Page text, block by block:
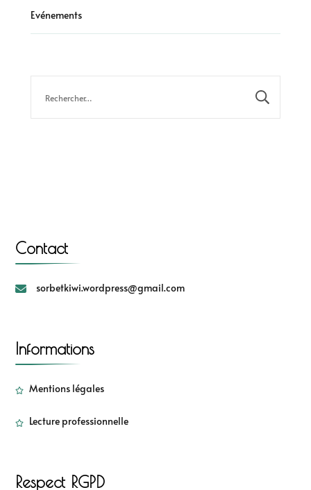
Evénements
Contact
sorbetkiwi.wordpress@gmail.com
Informations
Mentions légales
Lecture professionnelle
Respect RGPD